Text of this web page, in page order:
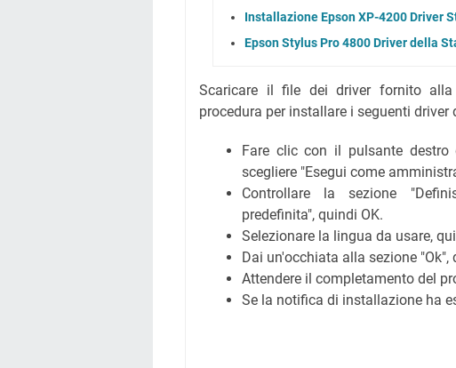
Installazione Epson XP-4200 Driver
Epson Stylus Pro 4800 Driver della
Scaricare il file dei driver fornito
procedura per installare i seguenti
Fare clic con il pulsante
scegliere "Esegui come
Controllare la sezione
predefinita", quindi OK.
Selezionare la lingua da usare,
Dai un'occhiata alla sezione "Ok",
Attendere il completamento del
Se la notifica di installazione ha